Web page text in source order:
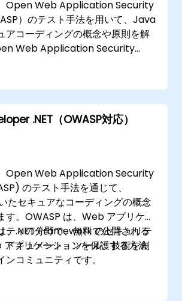
Open Web Application Security
）のテスト手法を用いて、Java
アコーディングの概念や原則を解
Web Application Security
手法、ドキュメント、ツールおよ
料で提供しているオンラインコミ
.NET（OWASP対応）
Open Web Application Security
のテスト手法を通じて、
たセキュアなコーディングの概念
す。OWASP は、Web アプリケー
ティの分野で、無料で公開される
ドキュメント、ツール、技術を創
コミュニティです。
、.NET Framework のセキュリテ
プリケーションを保護する方法